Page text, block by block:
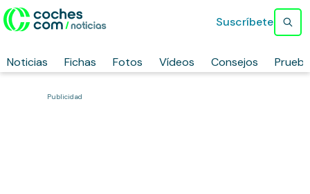
Noticias Fichas Fotos Vídeos Consejos
Suscríbete
Publicidad